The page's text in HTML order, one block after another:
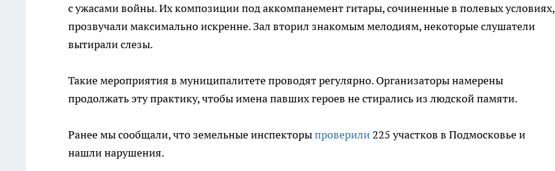
с ужасами войны. Их композиции под аккомпанемент гитары, сочиненные в полевых условиях,
прозвучали максимально искренне. Зал вторил знакомым мелодиям, некоторые слушатели
вытирали слезы.
Такие мероприятия в муниципалитете проводят регулярно. Организаторы намерены
продолжать эту практику, чтобы имена павших героев не стирались из людской памяти.
Ранее мы сообщали, что земельные инспекторыпроверили 225 участков в Подмосковье и
нашли нарушения.